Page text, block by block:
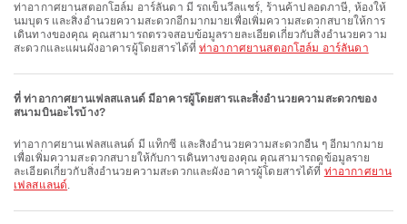
ท่าอากาศยานสตอกโฮล์ม อาร์ลันดา มี รถเข็นวีลแชร์, ร้านค้าปลอดภาษี, ห้องให้
นมบุตร และสิ่งอำนวยความสะดวกอีกมากมายเพื่อเพิ่มความสะดวกสบายให้การ
เดินทางของคุณ คุณสามารถตรวจสอบข้อมูลรายละเอียดเกี่ยวกับสิ่งอำนวยความ
สะดวกและแผนผังอาคารผู้โดยสารได้ที่ท่าอากาศยานสตอกโฮล์ม อาร์ลันดา
ที่ ท่าอากาศยานเฟลสแลนด์ มีอาคารผู้โดยสารและสิ่งอำนวยความสะดวกของ
สนามบินอะไรบ้าง?
ท่าอากาศยานเฟลสแลนด์ มี แท็กซี่ และสิ่งอำนวยความสะดวกอื่น ๆ อีกมากมาย
เพื่อเพิ่มความสะดวกสบายให้กับการเดินทางของคุณ คุณสามารถดูข้อมูลราย
ละเอียดเกี่ยวกับสิ่งอำนวยความสะดวกและผังอาคารผู้โดยสารได้ที่ ท่าอากาศยาน
เฟลสแลนด์.